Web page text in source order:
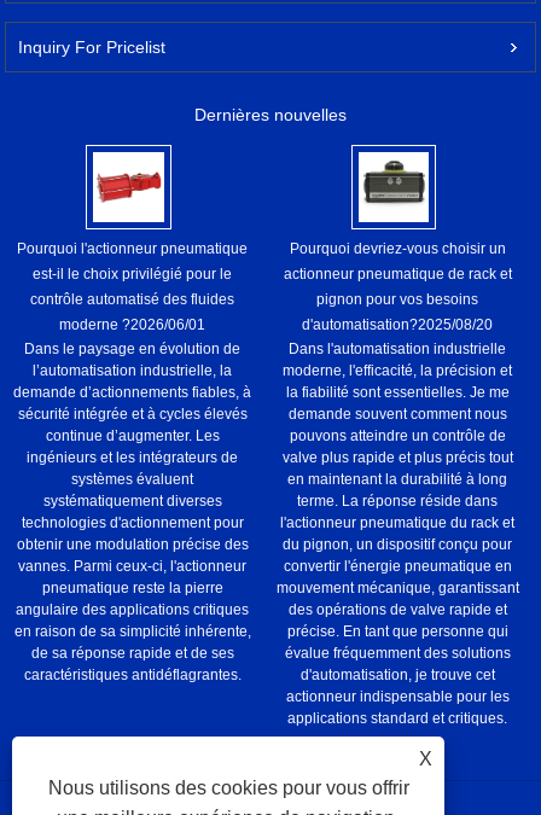
Inquiry For Pricelist
Dernières nouvelles
Pourquoi l'actionneur pneumatique
est-il le choix privilégié pour le
contrôle automatisé des fluides
moderne ?2026/06/01
Dans le paysage en évolution de
l’automatisation industrielle, la
demande d’actionnements fiables, à
sécurité intégrée et à cycles élevés
continue d’augmenter. Les
ingénieurs et les intégrateurs de
systèmes évaluent
systématiquement diverses
technologies d'actionnement pour
obtenir une modulation précise des
vannes. Parmi ceux-ci, l'actionneur
pneumatique reste la pierre
angulaire des applications critiques
en raison de sa simplicité inhérente,
de sa réponse rapide et de ses
caractéristiques antidéflagrantes.
Pourquoi devriez-vous choisir un
actionneur pneumatique de rack et
pignon pour vos besoins
d'automatisation?2025/08/20
Dans l'automatisation industrielle
moderne, l'efficacité, la précision et
la fiabilité sont essentielles. Je me
demande souvent comment nous
pouvons atteindre un contrôle de
valve plus rapide et plus précis tout
en maintenant la durabilité à long
terme. La réponse réside dans
l'actionneur pneumatique du rack et
du pignon, un dispositif conçu pour
convertir l'énergie pneumatique en
mouvement mécanique, garantissant
des opérations de valve rapide et
précise. En tant que personne qui
évalue fréquemment des solutions
d'automatisation, je trouve cet
actionneur indispensable pour les
applications standard et critiques.
X
Nous utilisons des cookies pour vous offrir